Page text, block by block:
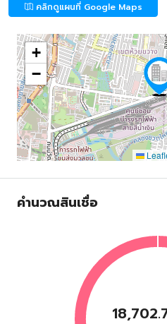
คลิกดูแผนที่ Google Maps
+
−
คำนวณสินเชื่อ